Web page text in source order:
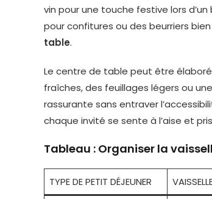
vin pour une touche festive lors
pour confitures ou des beurriers
table.
Le centre de table peut être
fraîches, des feuillages légers ou
rassurante sans entraver
chaque invité se sente à l’aise et
Tableau : Organiser la
TYPE DE PETIT DÉJEUNER